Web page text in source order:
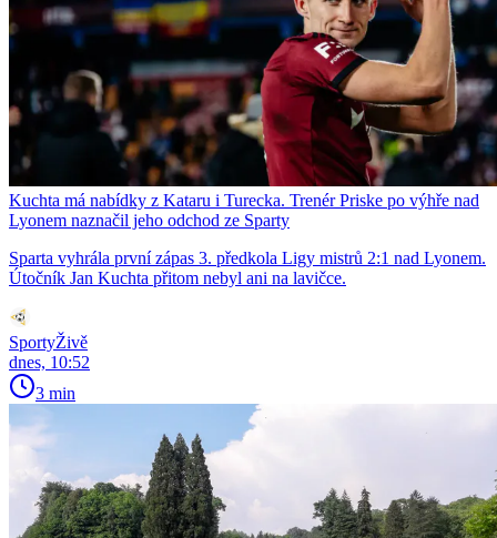
Kuchta má nabídky z Kataru i Turecka. Trenér Priske po výhře nad
Lyonem naznačil jeho odchod ze Sparty
Sparta vyhrála první zápas 3. předkola Ligy mistrů 2:1 nad Lyonem.
Útočník Jan Kuchta přitom nebyl ani na lavičce.
SportyŽivě
dnes, 10:52
3 min